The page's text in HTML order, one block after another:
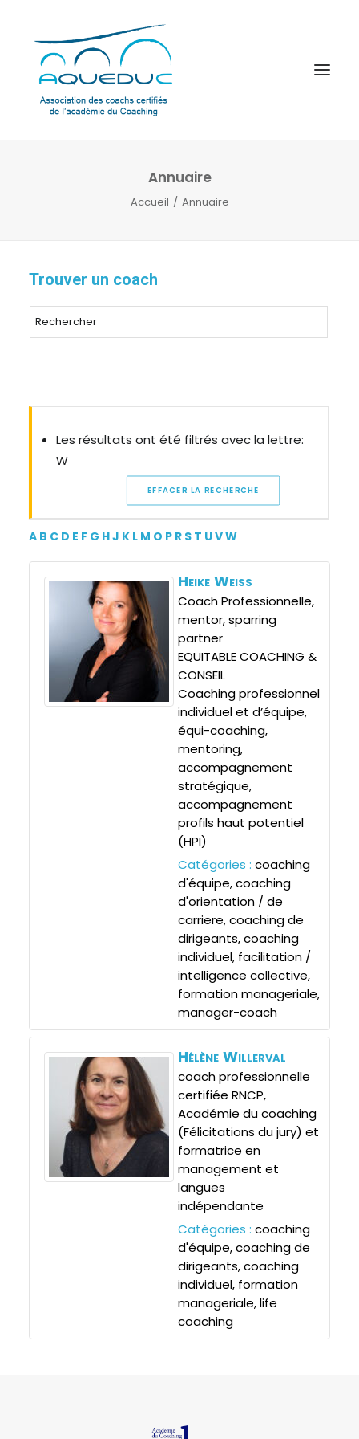
ESPACE INVITÉ
Annuaire
Accueil Annuaire
Trouver un coach
Les résultats ont été filtrés avec la lettre:
W
EFFACER LA RECHERCHE
A B C D E F G HJ K L M O P R S T UVW
Heike Weiss
Coach Professionnelle,
mentor, sparring
partner
EQUITABLE COACHING &
CONSEIL
Coaching professionnel
individuel et d’équipe,
équi-coaching,
mentoring,
accompagnement
stratégique,
accompagnement
profils haut potentiel
(HPI)
Catégories : coaching
d'équipe,coaching
d'orientation / de
carriere,coaching de
dirigeants,coaching
individuel, facilitation /
intelligence collective,
formation manageriale,
manager-coach
Hélène Willerval
coach professionnelle
certifiée RNCP,
Académie du coaching
(Félicitations du jury) et
formatrice en
management et
langues
indépendante
Catégories : coaching
d'équipe,coaching de
dirigeants,coaching
individuel, formation
manageriale,life
coaching